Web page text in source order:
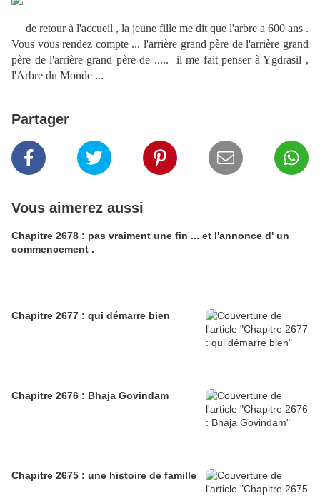
de retour à l'accueil , la jeune fille me dit que l'arbre a 600 ans .
Vous vous rendez compte ... l'arrière grand père de l'arrière grand
père de l'arrière-grand père de ..... il me fait penser à Ygdrasil ,
l'Arbre du Monde ...
Partager
Vous aimerez aussi
Chapitre 2678 : pas vraiment une fin ... et l'annonce d' un
commencement .
Chapitre 2677 : qui démarre bien
Chapitre 2676 : Bhaja Govindam
Chapitre 2675 : une histoire de famille